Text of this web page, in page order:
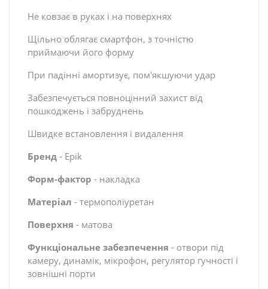
Не ковзає в руках і на поверхнях
Щільно облягає смартфон, з точністю
приймаючи його форму
При падінні амортизує, пом'якшуючи удар
Забезпечується повноцінний захист від
пошкоджень і забруднень
Швидке встановлення і видалення
Бренд - Epik
Форм-фактор - накладка
Матеріал - термополіуретан
Поверхня - матова
Функціональне забезпечення - отвори під
камеру, динамік, мікрофон, регулятор гучності і
зовнішні порти